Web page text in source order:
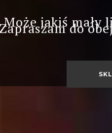
Może jakiśdo